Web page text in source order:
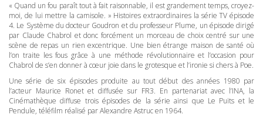
« Quand un fou paraît tout à fait raisonnable, il est grandement temps, croyez-
moi, de lui mettre la camisole. » Histoires extraordinaires la série TV épisode
4. Le Système du docteur Goudron et du professeur Plume, un épisode dirigé
par Claude Chabrol et donc forcément un morceau de choix centré sur une
scène de repas un rien excentrique. Une bien étrange maison de santé où
l’on traite les fous grâce à une méthode révolutionnaire et l’occasion pour
Chabrol de s’en donner à cœur joie dans le grotesque et l’ironie si chers à Poe.
Une série de six épisodes produite au tout début des années 1980 par
l’acteur Maurice Ronet et diffusée sur FR3. En partenariat avec l’INA, la
Cinémathèque diffuse trois épisodes de la série ainsi que Le Puits et le
Pendule, téléfilm réalisé par Alexandre Astruc en 1964.